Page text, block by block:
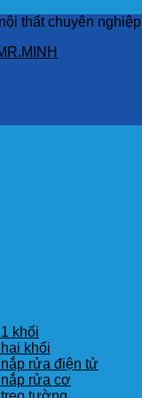
thất chuyên nghiệp
khối
khối
rửa điện tử
rửa cơ